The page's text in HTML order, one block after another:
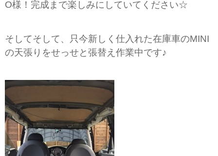
O様！完成まで楽しみにしていてください☆
そしてそして、只今新しく仕入れた在庫車のMINI
の天張りをせっせと張替え作業中です♪